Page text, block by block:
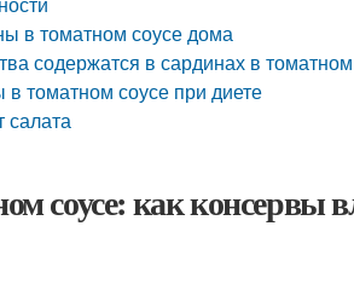
в томатном соусе дома
содержатся в сардинах в
томатном соусе при диете
салата
соусе: как консервы